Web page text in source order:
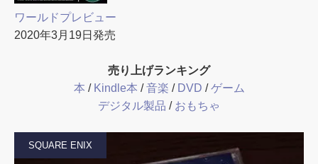
ワールドプレビュー
2020年3月19日発売
売り上げランキング
本 / Kindle本 /音楽 / DVD /ゲーム
デジタル製品 / おもちゃ
SQUARE ENIX